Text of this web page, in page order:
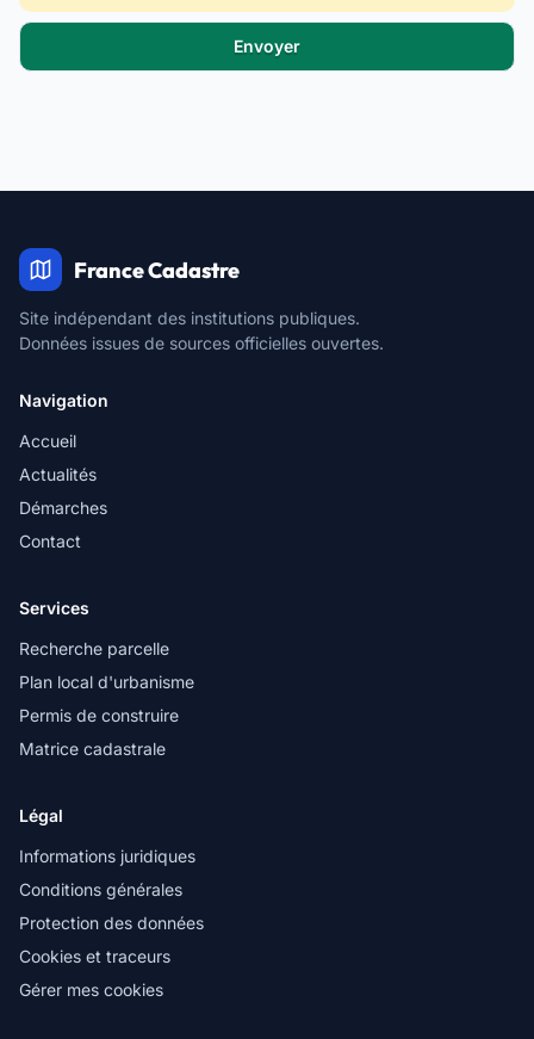
France Cadastre
Site indépendant des institutions publiques.
Données issues de sources officielles ouvertes.
Navigation
Accueil
Actualités
Démarches
Contact
Services
Recherche parcelle
Plan local d'urbanisme
Permis de construire
Matrice cadastrale
Légal
Informations juridiques
Conditions générales
Protection des données
Cookies et traceurs
Gérer mes cookies